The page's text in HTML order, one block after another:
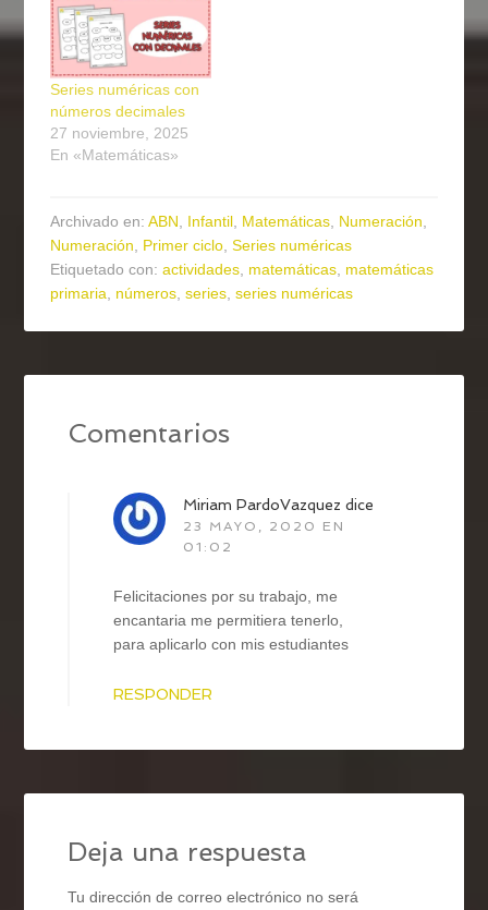
Series numéricas con
números decimales
27 noviembre, 2025
En «Matemáticas»
Archivado en:ABN Infantil Matemáticas Numeración
Numeración
Primer ciclo ,Series numéricas
Etiquetado con:actividades matemáticas matemáticas
primaria
números ,series ,series numéricas
Comentarios
Miriam PardoVazquez dice
23 MAYO, 2020 EN
01:02
Felicitaciones por su trabajo, me
encantaria me permitiera tenerlo,
para aplicarlo con mis estudiantes
RESPONDER
Deja una respuesta
Tu dirección de correo electrónico no será